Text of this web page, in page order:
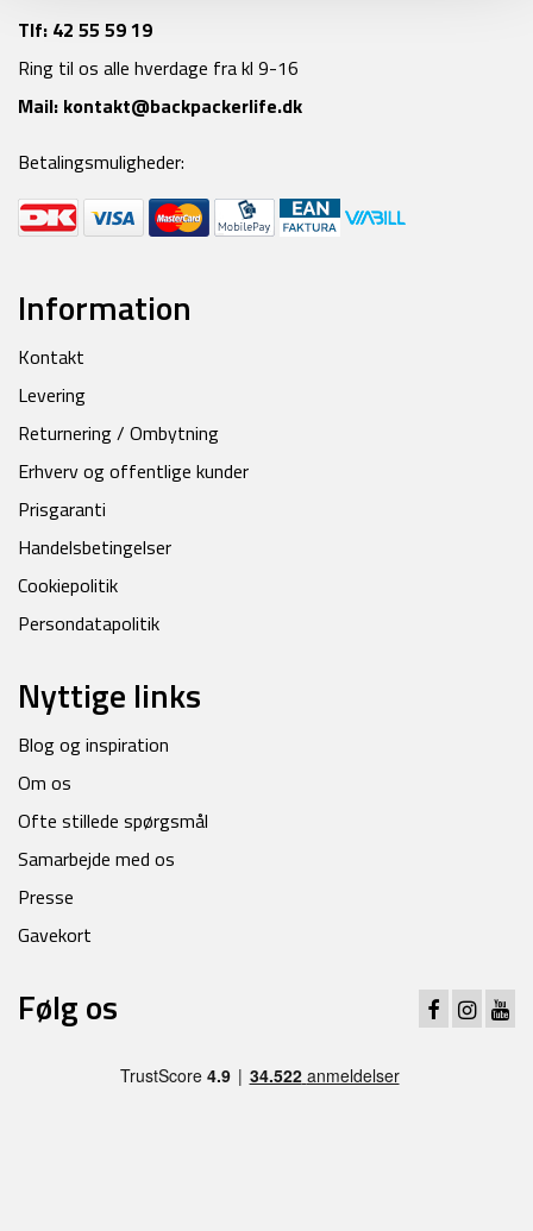
Tlf: 42 55 59 19
Ring til os alle hverdage fra kl 9-16
Mail: kontakt@backpackerlife.dk
Betalingsmuligheder:
Information
Kontakt
Levering
Returnering / Ombytning
Erhverv og offentlige kunder
Prisgaranti
Handelsbetingelser
Cookiepolitik
Persondatapolitik
Nyttige links
Blog og inspiration
Om os
Ofte stillede spørgsmål
Samarbejde med os
Presse
Gavekort
Følg os